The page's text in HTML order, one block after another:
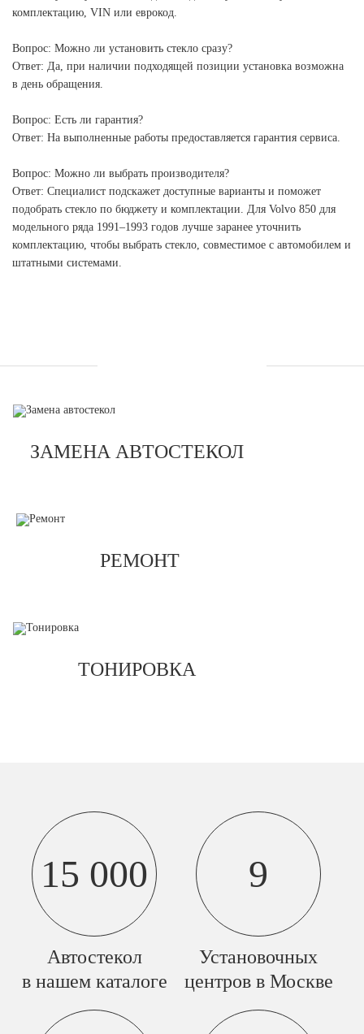
комплектацию, VIN или еврокод.
Вопрос: Можно ли установить стекло сразу?
Ответ: Да, при наличии подходящей позиции установка возможна
в день обращения.
Вопрос: Есть ли гарантия?
Ответ: На выполненные работы предоставляется гарантия сервиса.
Вопрос: Можно ли выбрать производителя?
Ответ: Специалист подскажет доступные варианты и поможет
подобрать стекло по бюджету и комплектации. Для Volvo 850 для
модельного ряда 1991–1993 годов лучше заранее уточнить
комплектацию, чтобы выбрать стекло, совместимое с автомобилем и
штатными системами.
ЗАМЕНА АВТОСТЕКОЛ
РЕМОНТ
ТОНИРОВКА
15 000
Автостекол
в нашем каталоге
9
Установочных
центров в Москве